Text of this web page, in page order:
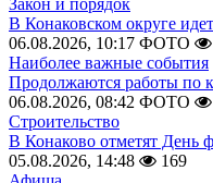
Закон и порядок
В Конаковском округе
06.08.2026, 10:17 ФОТО
Наиболее важные события
Продолжаются работы по
06.08.2026, 08:42 ФОТО
Строительство
В Конаково отметят День
05.08.2026, 14:48
169